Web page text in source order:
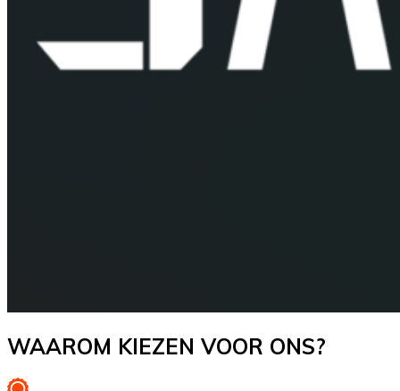
WAAROM KIEZEN VOOR ONS?